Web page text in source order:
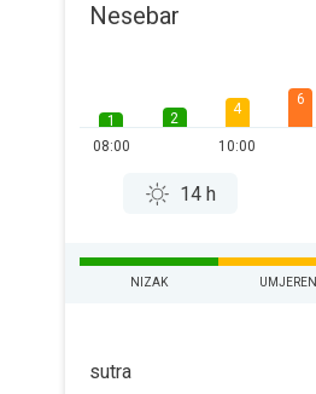
Nesebar
1
08:00
2
4
10:00
6
14 h
NIZAK UMJEREN
sutra